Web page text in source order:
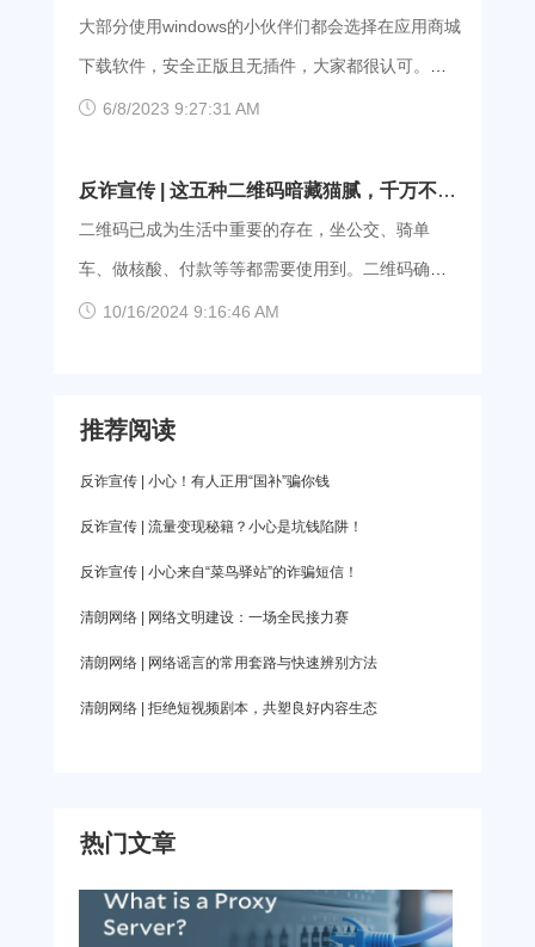
Firefox 某些版本等。当浏览器不支持时，就会出现
图片无法显示的问题。 3、运营商网络问题 我们发
时遵守以下几个准则： 一、大家减少转载发布未经
官方证实的相关信息； 二、对未经证实和来源不明
的网上消息减少转发、传播频率，对已发布或转发
于各种组织的创建者来说，比如说贴吧吧主、论坛
版主等，要做到“谁建群谁负责、谁管理谁负责”，对
于群成员发布的未经官方证实的信息，群主要第一
四、不做违规行为。不做互联网虚假信息搬运工。
秩序如何，事关能否
大部分使用windows的小伙伴们都会选择在应用商城
下载软件，安全正版且无插件，大家都很认可。但
是最近有很多用户反映windows应用商店一直转圈，
同样问题的小伙伴们不要担心，今天小编为大家带
来了三个解决方法，一起来看看吧。 方法一：开
启Windows Update 1、win+R打开运行，输入
services.msc，确定。 2、进入服务，找到Windows
也就能恢复正常啦。 方法二：使用爱加速 部分地
面的链接就能跳转至官网的下载界面，新用户还能
获得3天的免费会员福利） 爱加速App下载 方法
三：修改DNS 1、在开始菜单上单击鼠标右
6/8/2023 9:27:31 AM
反诈宣传 | 这五种二维码暗藏猫腻，千万不要
扫！
二维码已成为生活中重要的存在，坐公交、骑单
车、做核酸、付款等等都需要使用到。二维码确实
给我们带来了巨大的便利，但是同时也暗藏巨大危
在公共厕所、家里楼道墙面上等地方的小广告都不
码，很多人觉得没问题。但这很可能是不法商家制
作的特别二维码，扫完后就帮你开通了“免密支付”功
能，将你账户中的钱全部转走。 3、虚假的缴费二
维码 会有不法分子伪造各种水电缴费、小车违停缴
的“码上码” 日常骑行共享单车的小伙伴注意，有些
不法分
10/16/2024 9:16:46 AM
推荐阅读
反诈宣传 | 小心！有人正用“国补”骗你钱
反诈宣传 | 流量变现秘籍？小心是坑钱陷阱！
反诈宣传 | 小心来自“菜鸟驿站”的诈骗短信！
清朗网络 | 网络文明建设：一场全民接力赛
清朗网络 | 网络谣言的常用套路与快速辨别方法
清朗网络 | 拒绝短视频剧本，共塑良好内容生态
热门文章